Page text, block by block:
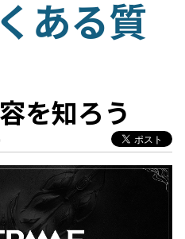
ある質
を知ろう